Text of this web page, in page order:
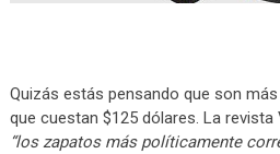
Quizás estás pensando que son
que cuestan $125 dólares. La
“los zapatos más políticamente